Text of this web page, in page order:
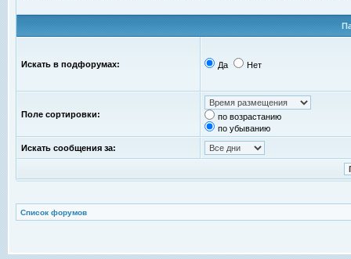
Искать в подфорумах: Да Нет
Поле сортировки:
по возрастанию
по убыванию
Искать сообщения за:
Список форумов